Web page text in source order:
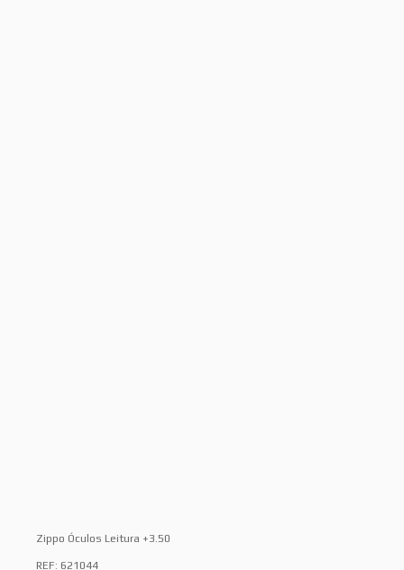
Zippo Óculos Leitura +3.50
REF: 621044